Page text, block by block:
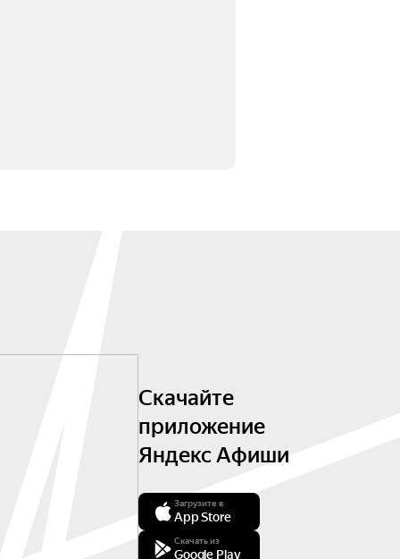
Скачайте
приложение
Яндекс Афиши
Загрузите в
App Store
Скачать из
Google Play